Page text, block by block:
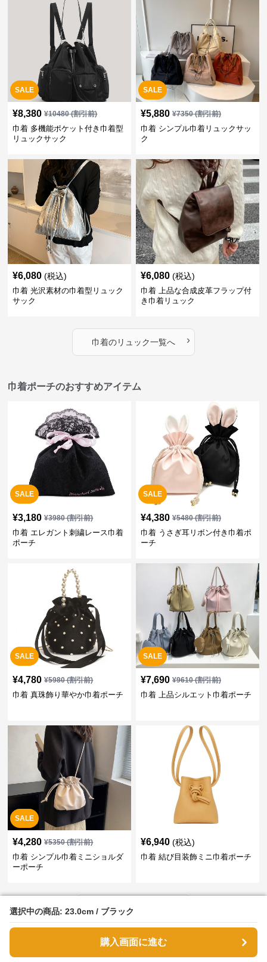
選択中の商品: 23.0cm / ブラック
購入画面に進む
選択中の商品: 23.0cm / ブラック
購入画面に進む
SALE
¥8,380 ¥10480(割引前)
巾着 多機能ポケット付き巾着型
リュックサック
SALE
¥5,880 ¥7350(割引前)
巾着 シンプル巾着リュックサッ
ク
¥6,080 (税込)
巾着 光沢素材の巾着型リュック
サック
¥6,080 (税込)
巾着 上品な合成皮革フラップ付
き巾着リュック
巾着のリュック一覧へ ›
巾着ポーチのおすすめアイテム
SALE
¥3,180 ¥3980(割引前)
巾着 エレガント刺繍レース巾着
ポーチ
SALE
¥4,380 ¥5480(割引前)
巾着 うさぎ耳リボン付き巾着ポ
ーチ
SALE
¥4,780 ¥5980(割引前)
巾着 真珠飾り華やか巾着ポーチ
SALE
¥7,690 ¥9610(割引前)
巾着 上品シルエット巾着ポーチ
SALE
¥4,280 ¥5350(割引前)
巾着 シンプル巾着ミニショルダ
ーポーチ
¥6,940 (税込)
巾着 結び目装飾ミニ巾着ポーチ
巾着のポーチ
巾着シューズ袋のおすすめアイテム